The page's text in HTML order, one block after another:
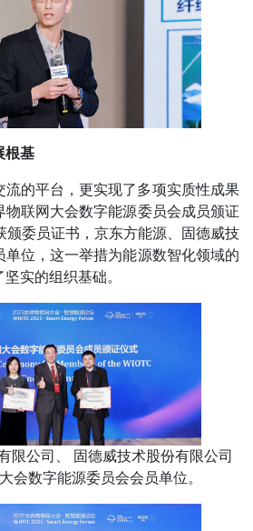
根基
流的平台，更实现了多项实质性成果
联网大会数字能源委员会成员颁证
颁委员证书，京东方能源、固德威技
位，这一举措为能源数智化领域的
实的组织基础。
限公司、 固德威技术股份有限公司
会数字能源委员会会员单位。